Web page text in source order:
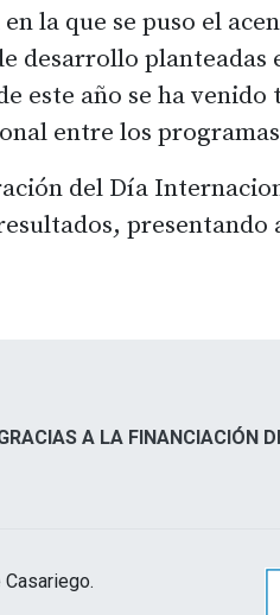
la que se puso el
desarrollo
este año se ha
entre los
del Día
A LA FINANCIACIÓN